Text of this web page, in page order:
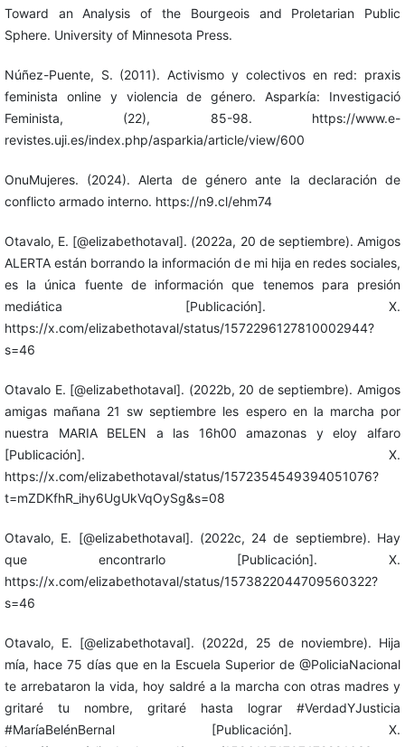
Toward an Analysis of the Bourgeois and Proletarian Public
Sphere. University of Minnesota Press.
Núñez-Puente, S. (2011). Activismo y colectivos en red: praxis
feminista online y violencia de género. Asparkía: Investigació
Feminista, (22), 85-98. https://www.e-
revistes.uji.es/index.php/asparkia/article/view/600
OnuMujeres. (2024). Alerta de género ante la declaración de
conflicto armado interno. https://n9.cl/ehm74
Otavalo, E. [@elizabethotaval]. (2022a, 20 de septiembre). Amigos
ALERTA están borrando la información de mi hija en redes sociales,
es la única fuente de información que tenemos para presión
mediática [Publicación]. X.
https://x.com/elizabethotaval/status/1572296127810002944?
s=46
Otavalo E. [@elizabethotaval]. (2022b, 20 de septiembre). Amigos
amigas mañana 21 sw septiembre les espero en la marcha por
nuestra MARIA BELEN a las 16h00 amazonas y eloy alfaro
[Publicación]. X.
https://x.com/elizabethotaval/status/1572354549394051076?
t=mZDKfhR_ihy6UgUkVqOySg&s=08
Otavalo, E. [@elizabethotaval]. (2022c, 24 de septiembre). Hay
que encontrarlo [Publicación]. X.
https://x.com/elizabethotaval/status/1573822044709560322?
s=46
Otavalo, E. [@elizabethotaval]. (2022d, 25 de noviembre). Hija
mía, hace 75 días que en la Escuela Superior de @PoliciaNacional
te arrebataron la vida, hoy saldré a la marcha con otras madres y
gritaré tu nombre, gritaré hasta lograr #VerdadYJusticia
#MaríaBelénBernal [Publicación]. X.